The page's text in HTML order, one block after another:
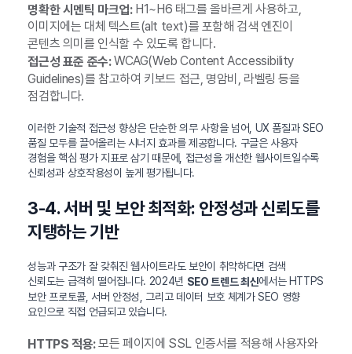
명확한 시멘틱 마크업:H1~H6 태그를 올바르게 사용하고,
이미지에는 대체 텍스트(alt text)를 포함해 검색 엔진이
콘텐츠 의미를 인식할 수 있도록 합니다.
접근성 표준 준수:WCAG(Web Content Accessibility
Guidelines)를 참고하여 키보드 접근, 명암비, 라벨링 등을
점검합니다.
이러한 기술적 접근성 향상은 단순한 의무 사항을 넘어, UX 품질과 SEO
품질 모두를 끌어올리는 시너지 효과를 제공합니다. 구글은 사용자
경험을 핵심 평가 지표로 삼기 때문에, 접근성을 개선한 웹사이트일수록
신뢰성과 상호작용성이 높게 평가됩니다.
3-4. 서버 및 보안 최적화: 안정성과 신뢰도를
지탱하는 기반
성능과 구조가 잘 갖춰진 웹사이트라도 보안이 취약하다면 검색
신뢰도는 급격히 떨어집니다. 2024년 SEO 트렌드 최신에서는 HTTPS
보안 프로토콜, 서버 안정성, 그리고 데이터 보호 체계가 SEO 영향
요인으로 직접 언급되고 있습니다.
HTTPS 적용:모든 페이지에 SSL 인증서를 적용해 사용자와